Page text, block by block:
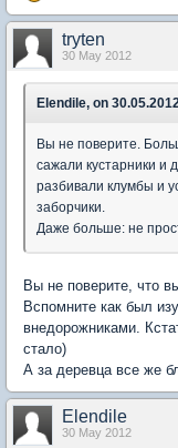
tryten
30 May 2012
Elendile, on
Вы не поверите.
сажали кустарники и
разбивали клумбы и
заборчики.
Даже больше: не
Вы не поверите, что
Вспомните как был
внедорожниками.
стало)
А за деревца все же
Elendile
30 May 2012